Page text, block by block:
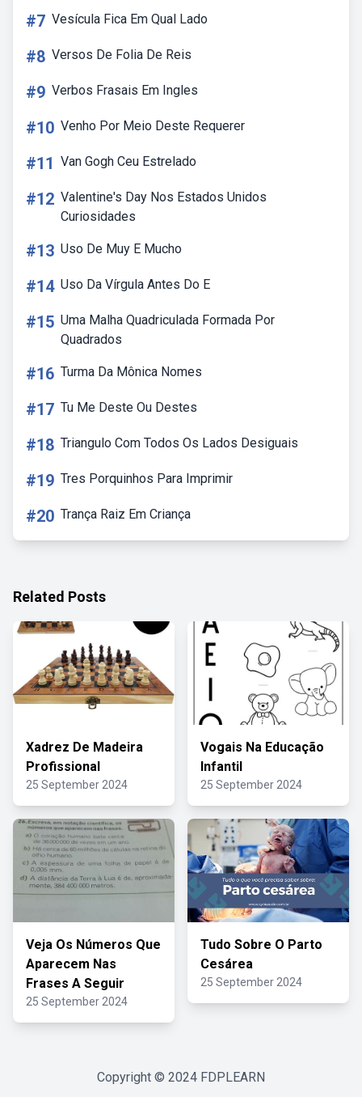
#7 Vesícula Fica Em Qual Lado
#8 Versos De Folia De Reis
#9 Verbos Frasais Em Ingles
#10 Venho Por Meio Deste Requerer
#11 Van Gogh Ceu Estrelado
#12 Valentine's Day Nos Estados Unidos
Curiosidades
#13 Uso De Muy E Mucho
#14 Uso Da Vírgula Antes Do E
#15 Uma Malha Quadriculada Formada Por
Quadrados
#16 Turma Da Mônica Nomes
#17 Tu Me Deste Ou Destes
#18 Triangulo Com Todos Os Lados Desiguais
#19 Tres Porquinhos Para Imprimir
#20 Trança Raiz Em Criança
Related Posts
Xadrez De Madeira
Profissional
25 September 2024
Vogais Na Educação
Infantil
25 September 2024
Veja Os Números Que
Aparecem Nas
Frases A Seguir
25 September 2024
Tudo Sobre O Parto
Cesárea
25 September 2024
Copyright © 2024 FDPLEARN